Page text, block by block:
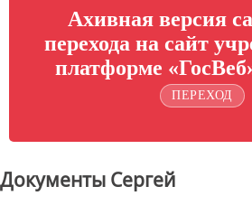
Ахивная версия
перехода на сайт
платформе
ПЕРЕХОД
Документы Сергей